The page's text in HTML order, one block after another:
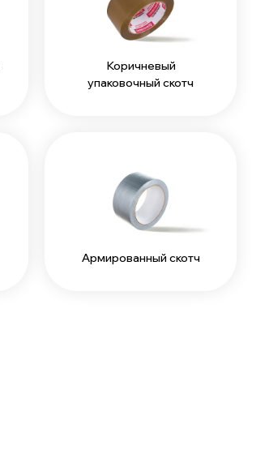
Коричневый
упаковочный скотч
Армированный скотч